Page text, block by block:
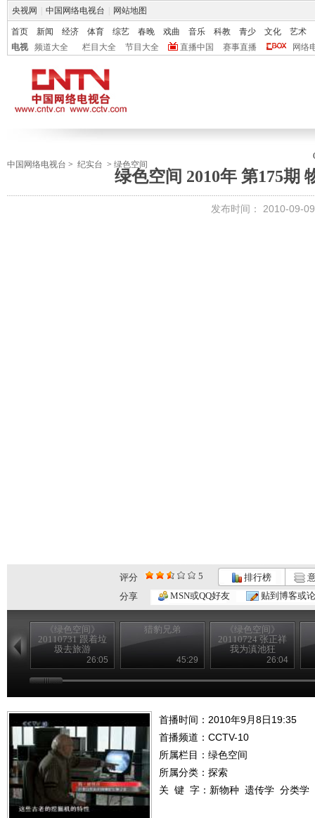
央视网 中国网络电视台 网站地图
首页 新闻 经济 体育 综艺 春晚 戏曲 音乐 科教 青少 文化
艺术
电视
频道大全 栏目大全 节目大全 直播中国 赛事直播 网络
中国网络电视台 > 纪实台 > 绿色空间
绿色空间 2010年 第175期
发布时间： 2010-09-
评分 5 排行榜
分享
MSN或QQ好友 贴到博客或
《绿色空间》
20110731 跟着垃
圾去旅游
26:05
猎豹兄弟
45:29
《绿色空间》
20110724 张正祥
我为滇池狂
26:04
首播时间：2010年9月8日19:35
首播频道： CCTV-10
所属栏目： 绿色空间
所属分类：探索
关 键 字： 新物种 遗传学 分类学